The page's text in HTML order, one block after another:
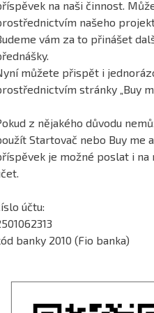
na naši činnost.
našeho
vám za to přinášet
můžete přispět i
stránky „Buy
z nějakého důvodu
Startovač nebo Buy me
je možné poslat i na
účtu:
banky 2010 (Fio banka)